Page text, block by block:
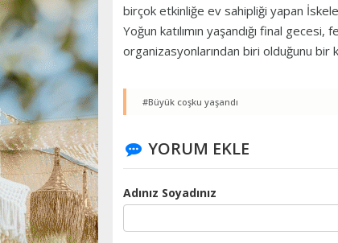
birçok etkinliğe ev sahipliği yapan
Yoğun katılımın yaşandığı final
organizasyonlarından biri olduğunu bir
#Büyük coşku yaşandı
YORUM EKLE
Adınız Soyadınız